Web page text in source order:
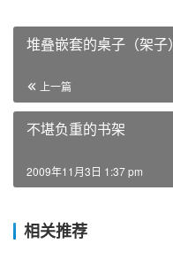
堆叠嵌套的桌子（架子）
上一篇
不堪负重的书架
2009年11月3日 1:37 pm
相关推荐